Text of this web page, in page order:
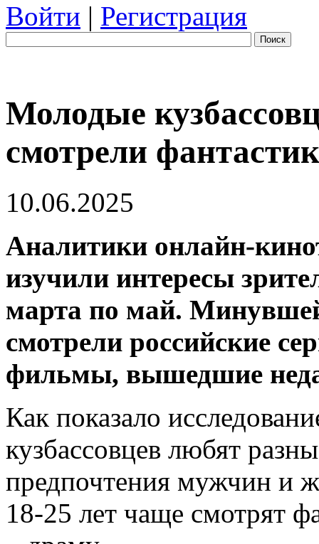
Войти | Регистрация
Поиск
Молодые
смотрели
10.06.2025
Аналитики онлайн-
изучили интересы
марта по май.
смотрели российские
фильмы, вышедшие
Как показало
кузбассовцев любят
предпочтения мужчин и
18-25 лет чаще смотрят